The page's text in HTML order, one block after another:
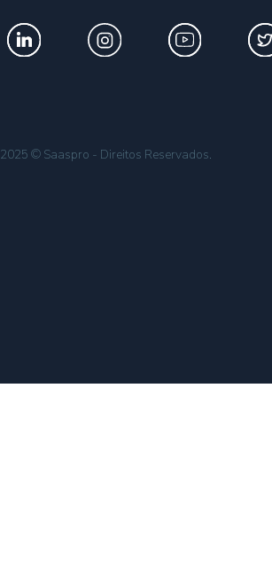
2025 © Saaspro - Direitos Reservados.